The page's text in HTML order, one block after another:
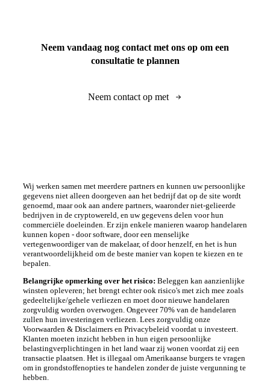
Neem vandaag nog contact met ons op om een
consultatie te plannen
Neem contact op met
Wij werken samen met meerdere partners en kunnen uw persoonlijke
gegevens niet alleen doorgeven aan het bedrijf dat op de site wordt
genoemd, maar ook aan andere partners, waaronder niet-gelieerde
bedrijven in de cryptowereld, en uw gegevens delen voor hun
commerciële doeleinden. Er zijn enkele manieren waarop handelaren
kunnen kopen - door software, door een menselijke
vertegenwoordiger van de makelaar, of door henzelf, en het is hun
verantwoordelijkheid om de beste manier van kopen te kiezen en te
bepalen.
Belangrijke opmerking over het risico: Beleggen kan aanzienlijke
winsten opleveren; het brengt echter ook risico's met zich mee zoals
gedeeltelijke/gehele verliezen en moet door nieuwe handelaren
zorgvuldig worden overwogen. Ongeveer 70% van de handelaren
zullen hun investeringen verliezen. Lees zorgvuldig onze
Voorwaarden & Disclaimers en Privacybeleid voordat u investeert.
Klanten moeten inzicht hebben in hun eigen persoonlijke
belastingverplichtingen in het land waar zij wonen voordat zij een
transactie plaatsen. Het is illegaal om Amerikaanse burgers te vragen
om in grondstoffenopties te handelen zonder de juiste vergunning te
hebben.